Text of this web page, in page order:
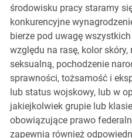
środowisku pracy staramy
konkurencyjne
bierze pod uwagę
względu na rasę, kolor skóry,
seksualną, pochodzenie
sprawności, tożsamość i
lub status wojskowy, lub w
jakiejkolwiek grupie lub
obowiązujące prawo
zapewnia również